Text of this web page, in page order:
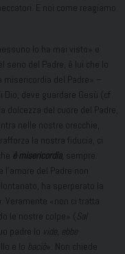
E noi come reagiamo
lo ha mai visto» e
seno del Padre, è lui che lo
del Padre» –
deve guardare Gesù (cf
dolcezza del cuore del Padre,
nelle nostre orecchie,
la nostra fiducia, ci
è misericordia, sempre.
del Padre non
ha sperperato la
Veramente «non ci tratta
le nostre colpe» ( Sal
padre lo
vide , ebbe
e lo baciò
». Non chiede